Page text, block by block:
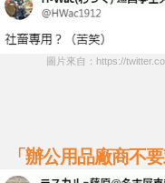
圖片來自：https://
「辦公用品廠商不